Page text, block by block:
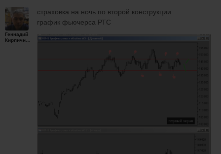
Геннадий
страховка на ночь по второй конструкции
график фьючерса РТС